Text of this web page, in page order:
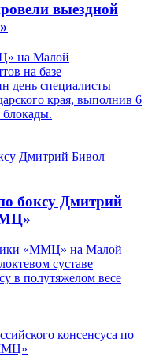
выездной
на Малой
на базе
день специалисты
края, выполнив 6
блокады.
боксу Дмитрий
«ММЦ» на Малой
суставе
в полутяжелом весе